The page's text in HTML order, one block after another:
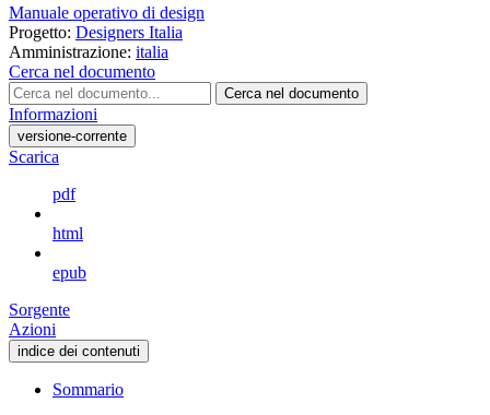
Manuale operativo di design
Progetto: Designers Italia
Amministrazione: italia
Cerca nel documento
Cerca nel documento
Informazioni
versione-corrente
Scarica
pdf
html
epub
Sorgente
Azioni
indice dei contenuti
Sommario